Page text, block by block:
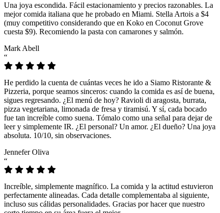
Una joya escondida. Fácil estacionamiento y precios razonables. La
mejor comida italiana que he probado en Miami. Stella Artois a $4
(muy competitivo considerando que en Koko en Coconut Grove
cuesta $9). Recomiendo la pasta con camarones y salmón.
Mark Abell
“
He perdido la cuenta de cuántas veces he ido a Siamo Ristorante &
Pizzeria, porque seamos sinceros: cuando la comida es así de buena,
sigues regresando. ¿El menú de hoy? Ravioli di aragosta, burrata,
pizza vegetariana, limonada de fresa y tiramisú. Y sí, cada bocado
fue tan increíble como suena. Tómalo como una señal para dejar de
leer y simplemente IR. ¿El personal? Un amor. ¿El dueño? Una joya
absoluta. 10/10, sin observaciones.
Jennefer Oliva
“
Increíble, simplemente magnífico. La comida y la actitud estuvieron
perfectamente alineadas. Cada detalle complementaba al siguiente,
incluso sus cálidas personalidades. Gracias por hacer que nuestro